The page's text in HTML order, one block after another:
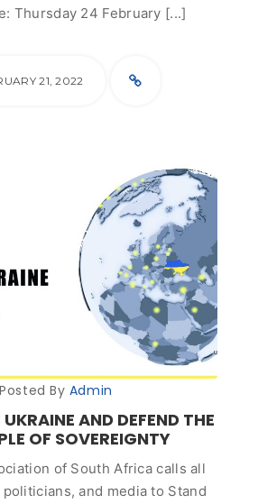
Thursday 24 February [...]
21, 2022
Posted By Admin
AND DEFEND THE
OF SOVEREIGNTY
of South Africa calls all
and media to Stand